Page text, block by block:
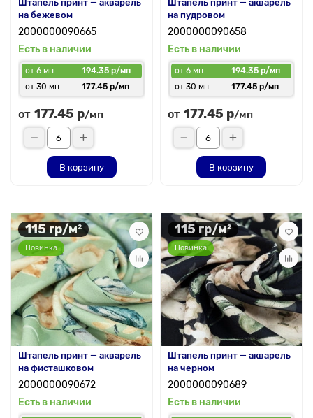
Штапель принт — акварель
на бежевом
2000000090665
Есть в наличии
от 6 мп
194.35 р/мп
от 30 мп
177.45 р/мп
от 177.45 р/мп
В корзину
Штапель принт — акварель
на пудровом
2000000090658
Есть в наличии
от 6 мп
194.35 р/мп
от 30 мп
177.45 р/мп
от 177.45 р/мп
В корзину
115 гр/м²
Новинка
Штапель принт — акварель
на фисташковом
2000000090672
Есть в наличии
115 гр/м²
Новинка
Штапель принт — акварель
на черном
2000000090689
Есть в наличии